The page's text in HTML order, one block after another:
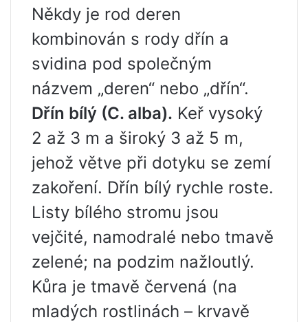
Někdy je rod deren
kombinován s rody dřín a
svidina pod společným
názvem „deren“ nebo „dřín“.
Dřín bílý (C. alba). Keř vysoký
2 až 3 m a široký 3 až 5 m,
jehož větve při dotyku se zemí
zakoření. Dřín bílý rychle roste.
Listy bílého stromu jsou
vejčité, namodralé nebo tmavě
zelené; na podzim nažloutlý.
Kůra je tmavě červená (na
mladých rostlinách – krvavě